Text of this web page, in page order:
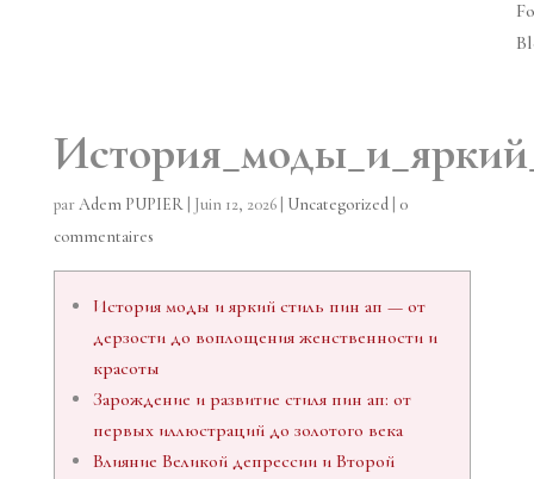
parAdem PUPIER| Juin 12, 2026| Uncategorized| 0
commentaires
История моды и яркий стиль пин ап — от
дерзости до воплощения женственности и
красоты
Зарождение и развитие стиля пин ап: от
первых иллюстраций до золотого века
Влияние Великой депрессии и Второй